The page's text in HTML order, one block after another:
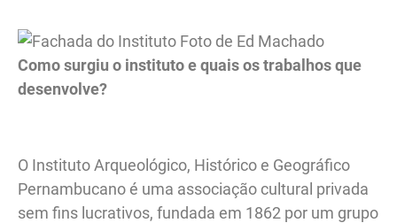
Como surgiu o instituto e quais os trabalhos que
desenvolve?
O Instituto Arqueológico, Histórico e Geográfico
Pernambucano é uma associação cultural privada
sem fins lucrativos, fundada em 1862 por um grupo